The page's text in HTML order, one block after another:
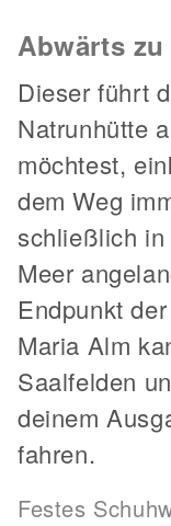
Abwärts
Dieser führt
Natrunhütte
möchtest,
dem Weg
schließlich in
Meer
Endpunkt
Maria Alm
Saalfelden
deinem
fahren.
Festes